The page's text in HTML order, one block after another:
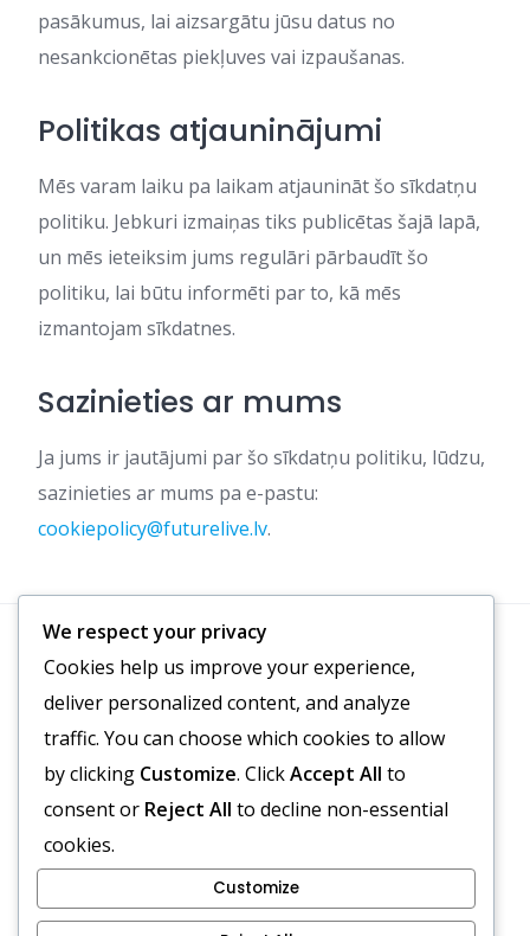
pasākumus, lai aizsargātu jūsu datus no
nesankcionētas piekļuves vai izpaušanas.
Politikas atjauninājumi
Mēs varam laiku pa laikam atjaunināt šo sīkdatņu
politiku. Jebkuri izmaiņas tiks publicētas šajā lapā,
un mēs ieteiksim jums regulāri pārbaudīt šo
politiku, lai būtu informēti par to, kā mēs
izmantojam sīkdatnes.
Sazinieties ar mums
Ja jums ir jautājumi par šo sīkdatņu politiku, lūdzu,
sazinieties ar mums pa e-pastu:
cookiepolicy@futurelive.lv.
Meklēt
Par
Sīkdatnes un izsekošana
We respect your privacy
Cookies help us improve your experience,
deliver personalized content, and analyze
traffic. You can choose which cookies to allow
by clicking Customize. ClickAccept All to
consent or Reject All to decline non-essential
cookies.
Customize